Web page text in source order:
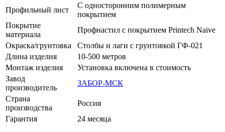
Профильный лист
С односторонним полимерным
покрытием
Покрытие
материала
Профнастил с покрытием Printech Naive
Окраска/грунтовка
Столбы и лаги с грунтовкой ГФ-021
Длина изделия
10-500 метров
Монтаж изделия
Установка включена в стоимость
Завод
производитель
ЗАБОР-МСК
Страна
производства
Россия
Гарантия
24 месяца